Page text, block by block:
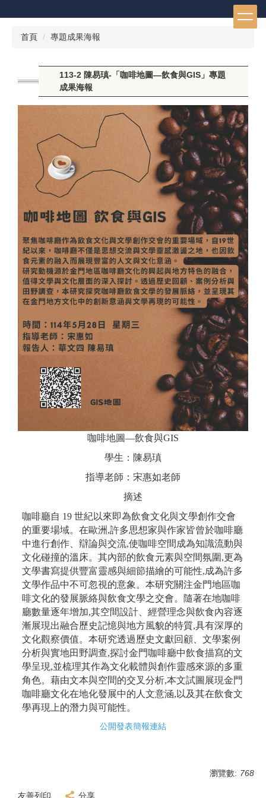
到
首頁 專題成果海報
113-2 陳易瑱-「咖啡地圖—飲食與GIS」專題
成果海報
咖啡地圖—飲食與GIS
學生：陳易瑱
指導老師：宋惠如老師
摘述
咖啡廳自 19 世紀以來即為飲食文化與文學創作交會
的重要場域。在歐洲,許多思想家與作家皆曾於咖啡廳
中進行創作、辯論與交流,使咖啡空間成為知識流動與
文化碰撞的溫床。其內部的飲食元素與空間氛圍,更為
文學書寫提供豐富靈感與細節描繪的可能性,成為許多
文學作品中不可忽視的意象。本研究關注金門地區咖
啡文化的發展脈絡與飲食文學之交會。隨著在地咖啡
廳數量逐年增加,其空間設計、經營理念與飲食內容逐
漸展現出融合歷史記憶與地方風貌的特質,具有深厚的
文化觀察價值。本研究透過歷史文獻回顧、文學案例
分析與實地田野調查,探討金門咖啡廳中飲食描寫的文
學呈現,並梳理其作為文化載體與創作靈感來源的多重
角色。藉由文本與空間的交叉分析,本文試圖展現金門
咖啡廳文化在地化發展中的人文意涵,以及其在飲食文
學再現上的潛力與可能性。
公開發表簡報連結
瀏覽數: 768
友善列印 分享